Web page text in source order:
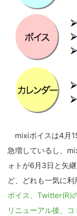
mixiボイスは4月
急増しているし、
ォトが6月3日と矢
ど、どれも一気に利
ボイス、Twitter(R)
リニューアル後、